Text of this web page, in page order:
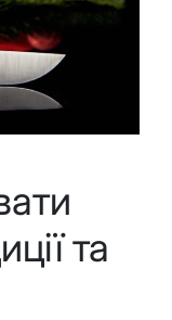
та